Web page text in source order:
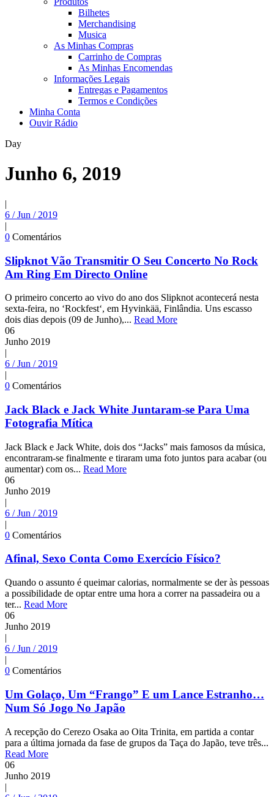
Bilhetes
Merchandising
Musica
As Minhas Compras
Carrinho de Compras
As Minhas Encomendas
Informações Legais
Entregas e Pagamentos
Termos e Condições
Minha Conta
Ouvir Rádio
Day
Junho 6, 2019
|
6 / Jun / 2019
|
0 Comentários
Slipknot Vão Transmitir O Seu Concerto No Rock
Am Ring Em Directo Online
O primeiro concerto ao vivo do ano dos Slipknot acontecerá nesta
sexta-feira, no ‘Rockfest‘, em Hyvinkää, Finlândia. Uns escasso
dois dias depois (09 de Junho),... Read More
06
Junho 2019
|
6 / Jun / 2019
|
0 Comentários
Jack Black e Jack White Juntaram-se Para Uma
Fotografia Mítica
Jack Black e Jack White, dois dos “Jacks” mais famosos da música,
encontraram-se finalmente e tiraram uma foto juntos para acabar (ou
aumentar) com os... Read More
06
Junho 2019
|
6 / Jun / 2019
|
0 Comentários
Afinal, Sexo Conta Como Exercício Físico?
Quando o assunto é queimar calorias, normalmente se der às pessoas
a possibilidade de optar entre uma hora a correr na passadeira ou a
ter... Read More
06
Junho 2019
|
6 / Jun / 2019
|
0 Comentários
Um Golaço, Um “Frango” E um Lance Estranho…
Num Só Jogo No Japão
A recepção do Cerezo Osaka ao Oita Trinita, em partida a contar
para a última jornada da fase de grupos da Taça do Japão, teve três...
Read More
06
Junho 2019
|